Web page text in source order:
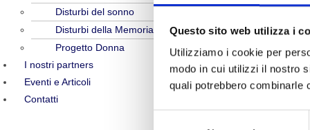
Questo sito web utilizza i
Utilizziamo i cookie per
modo in cui utilizzi il nostro
quali potrebbero combinarle
Disturbi del sonno
Disturbi della Memoria
Progetto Donna
I nostri partners
Eventi e Articoli
Contatti